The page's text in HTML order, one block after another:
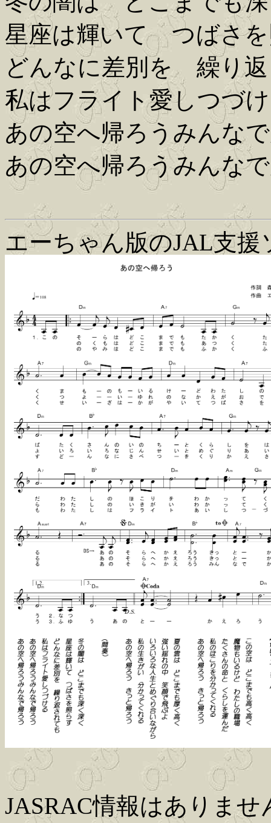
星座は輝いて つばさ
どんなに差別を 繰り
私はフライト愛しつづ
あの空へ帰ろうみんな
あの空へ帰ろうみんな
エーちゃん版のJAL支援
JASRAC情報はありませ